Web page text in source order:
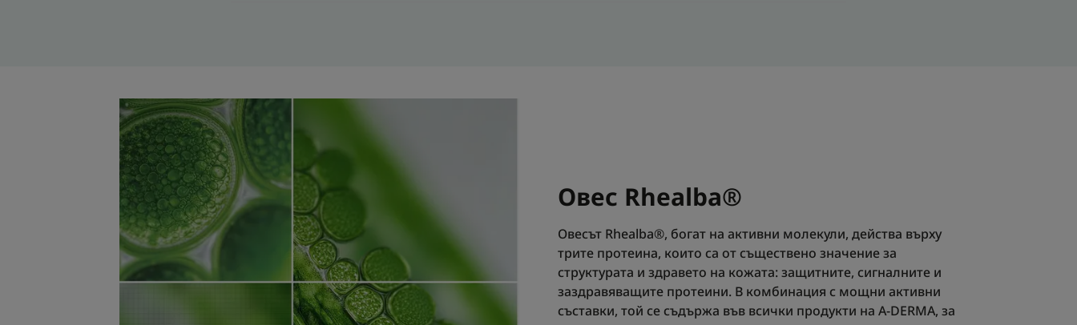
Овес Rhealba®
Овесът Rhealba®, богат на активни молекули, действа върху
трите протеина, които са от съществено значение за
структурата и здравето на кожата: защитните, сигналните и
заздравяващите протеини. В комбинация с мощни активни
съставки, той се съдържа във всички продукти на A-DERMA, за